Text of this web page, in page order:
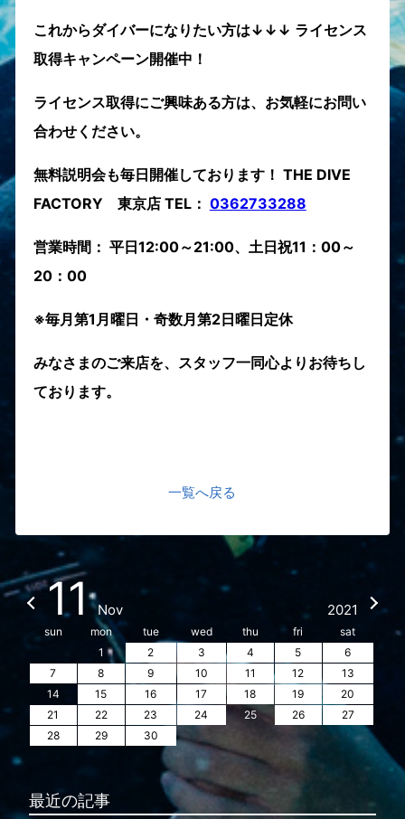
これからダイバーになりたい方は↓↓↓ ライセンス
取得キャンペーン開催中！
ライセンス取得にご興味ある方は、お気軽にお問い
合わせください。
無料説明会も毎日開催しております！ THE DIVE
FACTORY 東京店 TEL： 0362733288
営業時間： 平日12:00～21:00、土日祝11：00～
20：00
※毎月第1月曜日・奇数月第2日曜日定休
みなさまのご来店を、スタッフ一同心よりお待ちし
ております。
一覧へ戻る
11 Nov 2021
sun mon tue wed thu fri
sat
1
2 3 4 5
6
7
8 9 10 11 12
13
14
15 16 17 18 19
20
21
22 23 24 25 26
27
28
29 30
最近の記事